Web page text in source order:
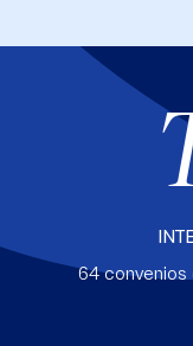
64 convenios